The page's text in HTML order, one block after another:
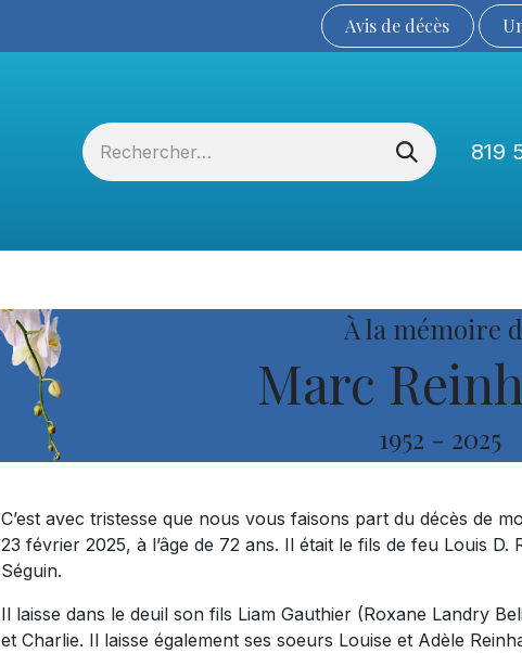
Avis de décès
819
À la mémoire
Marc
1952 - 2025
C’est avec tristesse que nous vous faisons part du décès de
23 février 2025, à l’âge de 72 ans. Il était le fils de feu Louis D.
Séguin.
Il laisse dans le deuil son fils Liam Gauthier (Roxane Landry
et Charlie. Il laisse également ses soeurs Louise et Adèle